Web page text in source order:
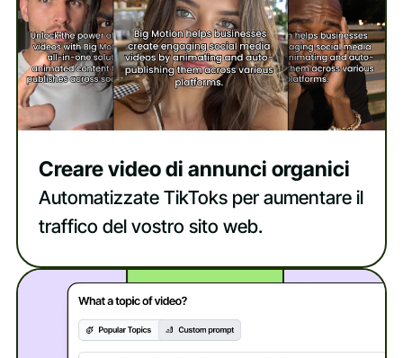
Creare video di annunci organici
Automatizzate TikToks per aumentare il
traffico del vostro sito web.